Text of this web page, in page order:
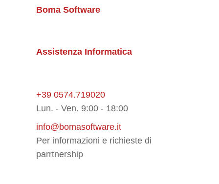
Boma Software
Assistenza Informatica
+39 0574.719020
Lun. - Ven. 9:00 - 18:00
info@bomasoftware.it
Per informazioni e richieste di
parrtnership